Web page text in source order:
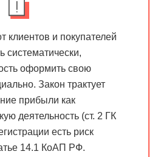
клиентов и покупателей
систематически,
оформить свою
Закон трактует
прибыли как
деятельность (ст. 2 ГК
есть риск
14.1 КоАП РФ.